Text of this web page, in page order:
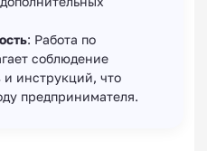
: Работа по
соблюдение
и инструкций, что
предпринимателя.